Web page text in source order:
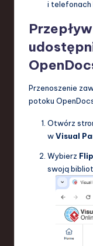
i telefonach
Przenoszenie
potoku
Otwórz
wVisual
Wybierz
swoją